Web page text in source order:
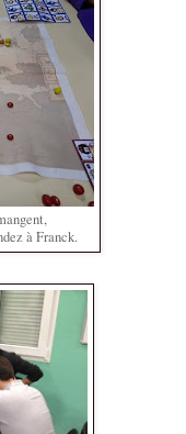
à Franck.